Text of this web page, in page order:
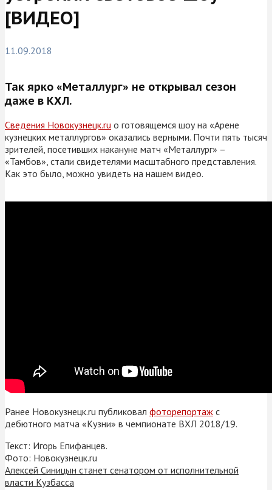
[ВИДЕО]
11.09.2018
Так ярко «Металлург» не открывал сезон
даже в КХЛ.
Сведения Новокузнецк.ru о готовящемся шоу на «Арене
кузнецких металлургов» оказались верными. Почти пять тысяч
зрителей, посетивших накануне матч «Металлург» –
«Тамбов», стали свидетелями масштабного представления.
Как это было, можно увидеть на нашем видео.
Ранее Новокузнецк.ru публиковал фоторепортаж с
дебютного матча «Кузни» в чемпионате ВХЛ 2018/19.
Текст: Игорь Епифанцев.
Фото: Новокузнецк.ru
Алексей Синицын станет сенатором от исполнительной
власти Кузбасса